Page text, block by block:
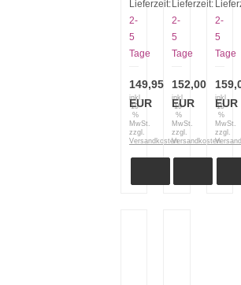
Lieferzeit:
2-
5
Tage
149,95
EUR
inkl.
19
%
MwSt.
zzgl.
Versandkosten
Neckknife
Gürtelmesser
Lieferzeit:
2-
5
Tage
152,00
EUR
inkl.
19
%
MwSt.
zzgl.
Versandkosten
weiß
in
2-
5
Tage
EUR
inkl.
19
%
MwSt.
zzgl.